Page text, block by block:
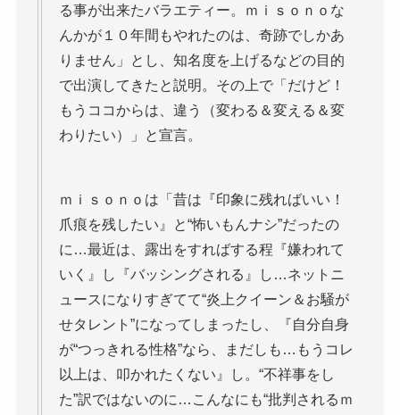
る事が出来たバラエティー。ｍｉｓｏｎｏな
んかが１０年間もやれたのは、奇跡でしかあ
りません」とし、知名度を上げるなどの目的
で出演してきたと説明。その上で「だけど！
もうココからは、違う（変わる＆変える＆変
わりたい）」と宣言。
ｍｉｓｏｎｏは「昔は『印象に残ればいい！
爪痕を残したい』と“怖いもんナシ”だったの
に…最近は、露出をすればする程『嫌われて
いく』し『バッシングされる』し…ネットニ
ュースになりすぎてて“炎上クイーン＆お騒が
せタレント”になってしまったし、『自分自身
が“つっきれる性格”なら、まだしも…もうコレ
以上は、叩かれたくない』し。“不祥事をし
た”訳ではないのに…こんなにも“批判されるｍ